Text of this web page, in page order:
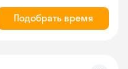
Подобрать время